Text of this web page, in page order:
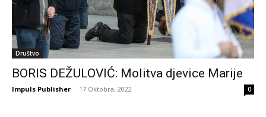
Društvo
BORIS DEŽULOVIĆ: Molitva djevice Marije
Impuls Publisher - 17 Oktobra, 2022 0